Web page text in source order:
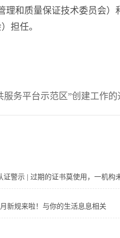
和质量保证技术委员会）
担任。
务平台示范区”创建工作的
新规来啦！与你的生活息息相关